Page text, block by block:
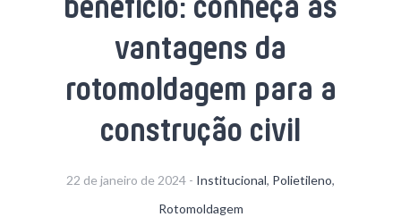
benefício: conheça as
vantagens da
rotomoldagem para a
construção civil
22 de janeiro de 2024 - Institucional, Polietileno,
Rotomoldagem